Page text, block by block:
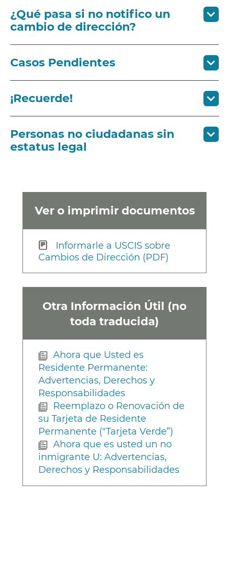
Ver o imprimir documentos
Informarle a USCIS sobre
Cambios de Dirección (PDF)
Otra Información Útil (no
toda traducida)
Ahora que Usted es
Residente Permanente:
Advertencias, Derechos y
Responsabilidades
Reemplazo o Renovación de
su Tarjeta de Residente
Permanente ("Tarjeta Verde”)
Ahora que es usted un no
inmigrante U: Advertencias,
Derechos y Responsabilidades
¿Qué pasa si no notifico un
cambio de dirección?
Casos Pendientes
¡Recuerde!
Personas no ciudadanas sin
estatus legal